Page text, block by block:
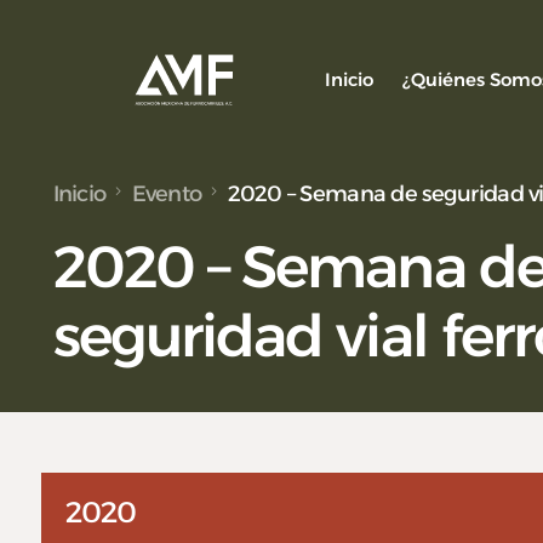
Inicio ¿Quiénes
Socios
Nuestro
Inicio Evento 2020 – Semana de seguridad
2020 – Semana
seguridad vial
2020